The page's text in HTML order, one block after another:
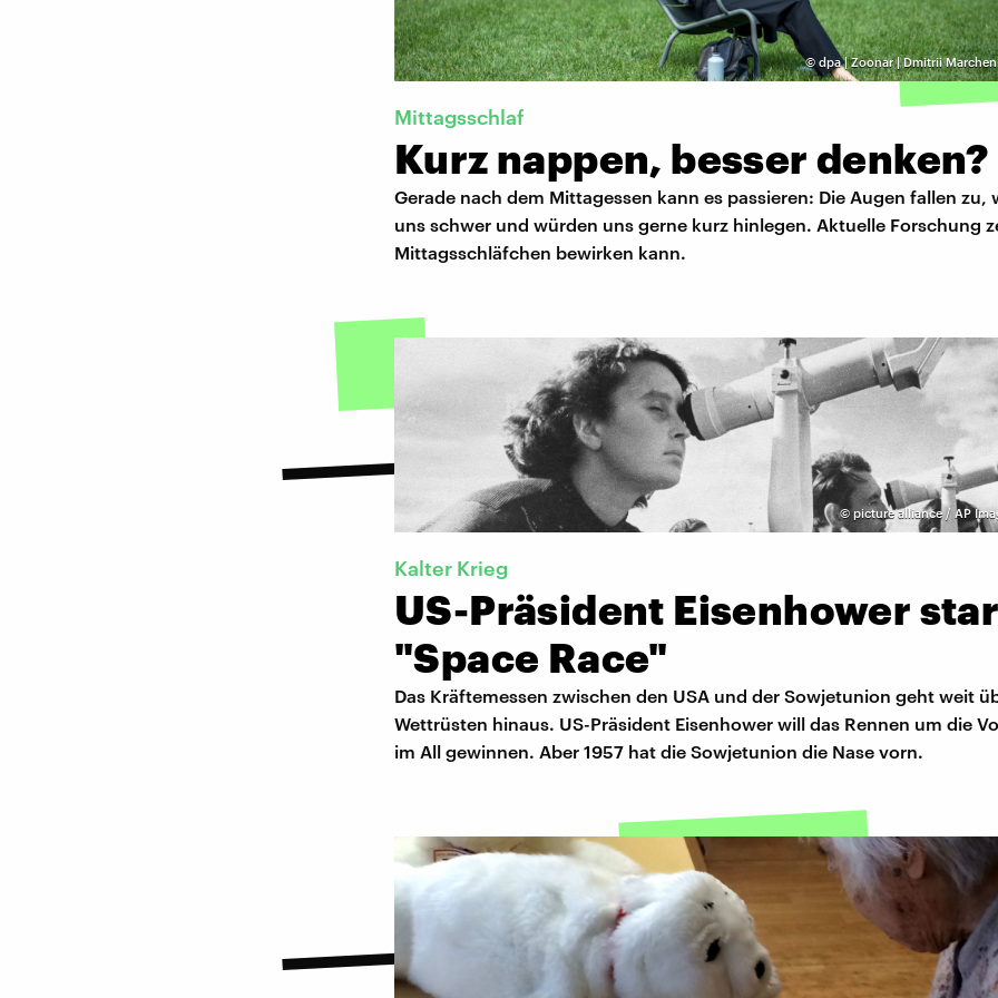
© dpa | Zoonar | Dmitrii
Mittagsschlaf
Kurz nappen, besser denken?
Gerade nach dem Mittagessen kann es passieren: Die Augen fallen zu,
uns schwer und würden uns gerne kurz hinlegen. Aktuelle Forschung
Mittagsschläfchen bewirken kann.
©picture alliance / AP
Kalter Krieg
US-Präsident Eisenhower
"Space Race"
Das Kräftemessen zwischen den USA und der Sowjetunion geht weit
Wettrüsten hinaus. US-Präsident Eisenhower will das Rennen um die
im All gewinnen. Aber 1957 hat die Sowjetunion die Nase vorn.